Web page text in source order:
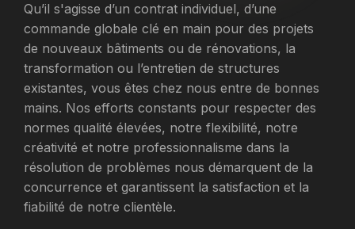
Qu’il s'agisse d’un contrat individuel, d’une
commande globale clé en main pour des projets
de nouveaux bâtiments ou de rénovations, la
transformation ou l’entretien de structures
existantes, vous êtes chez nous entre de bonnes
mains. Nos efforts constants pour respecter des
normes qualité élevées, notre flexibilité, notre
créativité et notre professionnalisme dans la
résolution de problèmes nous démarquent de la
concurrence et garantissent la satisfaction et la
fiabilité de notre clientèle.